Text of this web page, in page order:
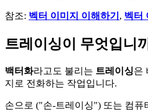
참조: 벡터 이미지 이해하기 , 벡터
트레이싱이 무엇입니
백터화라고도 불리는 트레이싱은
지로 전화하는 작업입니다.
손으로 ("손-트레이싱") 또는 컴퓨